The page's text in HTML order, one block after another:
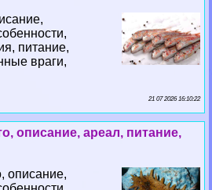
питание,
враги,
21 07 2026 16:10:22
описание, ареал, питание,
описание,